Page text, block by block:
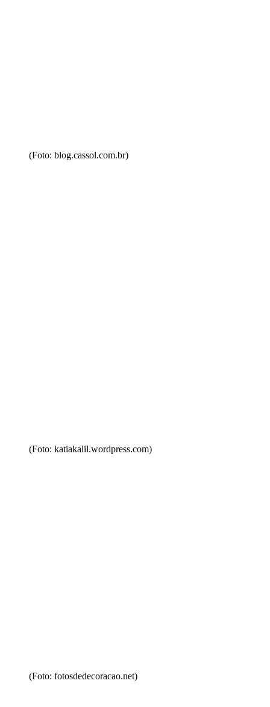
(Foto: blog.cassol.com.br)
(Foto: katiakalil.wordpress.com)
(Foto: fotosdedecoracao.net)